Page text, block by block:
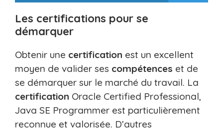
Les certifications pour se
démarquer
Obtenir une certification est un excellent
moyen de valider ses compétences et de
se démarquer sur le marché du travail. La
certification Oracle Certified Professional,
Java SE Programmer est particulièrement
reconnue et valorisée. D’autres